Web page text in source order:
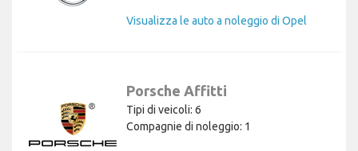
Visualizza le auto a noleggio di Opel
Porsche Affitti
Tipi di veicoli: 6
Compagnie di noleggio: 1